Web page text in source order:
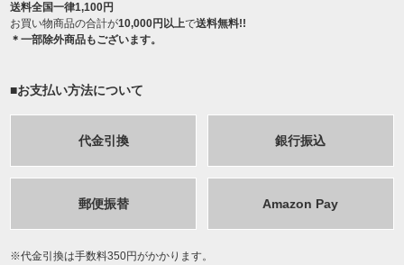
送料全国一律1,100円
お買い物商品の合計が10,000円以上で送料無料!!
＊一部除外商品もございます。
■お支払い方法について
代金引換 銀行振込
郵便振替 Amazon Pay
代金引換は手数料350円がかかります。